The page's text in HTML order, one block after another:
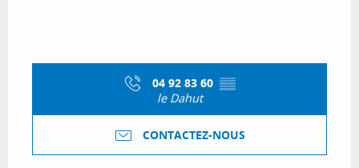
04 92 83 60 ▒▒
le Dahut
CONTACTEZ-NOUS